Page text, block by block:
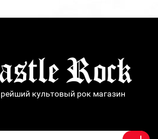
культовый рок магазин